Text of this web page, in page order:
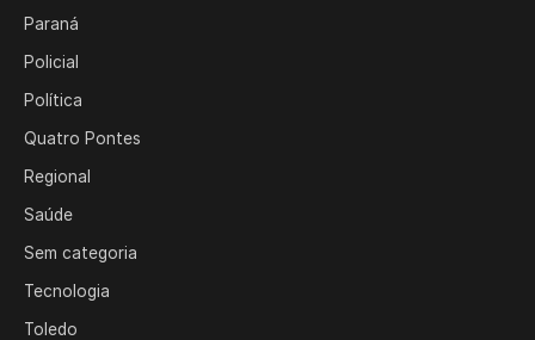
Paraná
Policial
Política
Quatro Pontes
Regional
Saúde
Sem categoria
Tecnologia
Toledo